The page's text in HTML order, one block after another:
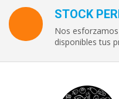
STOCK
Nos
disponibles tus